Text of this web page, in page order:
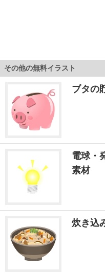
その他の無料イラスト
ブタの
電球・
素材
炊き込